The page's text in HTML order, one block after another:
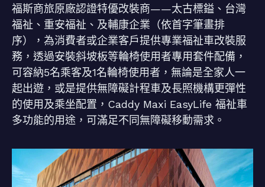
福斯商旅原廠認證特優改裝商——太古標鎰、台灣
福祉、重安福祉、及輔康企業（依首字筆畫排
序），為消費者或企業客戶提供專業福祉車改裝服
務，透過安裝斜坡板等輪椅使用者專用套件配備，
可容納5名乘客及1名輪椅使用者，無論是全家人一
起出遊，或是提供無障礙計程車及長照機構更彈性
的使用及乘坐配置，Caddy Maxi EasyLife 福祉車
多功能的用途，可滿足不同無障礙移動需求。